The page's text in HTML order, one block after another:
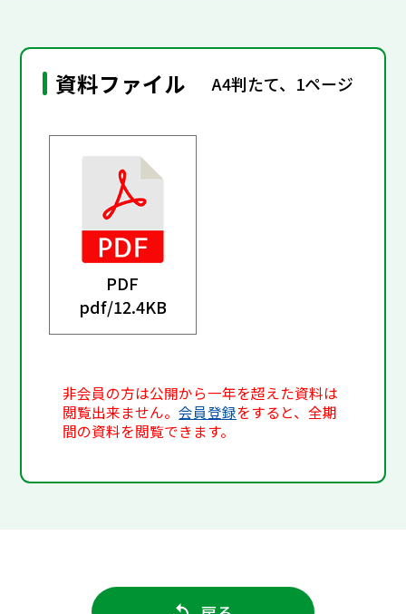
資料ファイル A4判たて、1ページ
PDF
pdf/12.4KB
非会員の方は公開から一年を超えた資料は
閲覧出来ません。会員登録をすると、全期
間の資料を閲覧できます。